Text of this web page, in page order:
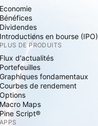
Economie
Bénéfices
Dividendes
Introductions en bourse (IPO)
PLUS DE PRODUITS
Flux d'actualités
Portefeuilles
Graphiques fondamentaux
Courbes de rendement
Options
Macro Maps
Pine Script®
APPS